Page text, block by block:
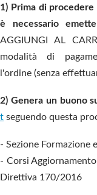
1) Prima di
è necessario
AGGIUNGI AL
modalità di
l'ordine (senza
2) Genera un buono
t seguendo questa
- Sezione Formazione
- Corsi
Direttiva 170/2016